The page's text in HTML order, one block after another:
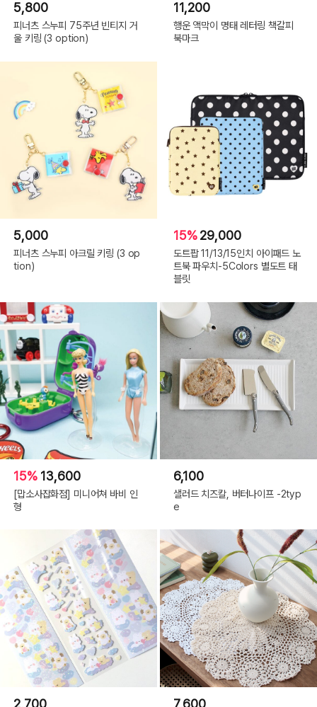
5,800
피너츠 스누피 75주년 빈티지 거
울 키링 (3 option)
11,200
행운 액막이 명태 레터링 책갈피
북마크
5,000
피너츠 스누피 아크릴 키링 (3 op
tion)
15%29,000
도트팝 11/13/15인치 아이패드 노
트북 파우치-5Colors 별도트 태
블릿
15% 13,600
[맙소사잡화점] 미니어쳐 바비 인
형
6,100
샐러드 치즈칼, 버터나이프 -2typ
e
2,700 7,600